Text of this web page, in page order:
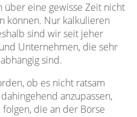
über eine gewisse Zeit nicht
können. Nur kalkulieren
sind wir seit jeher
Unternehmen, die sehr
sind.
ob es nicht ratsam
anzupassen,
die an der Börse